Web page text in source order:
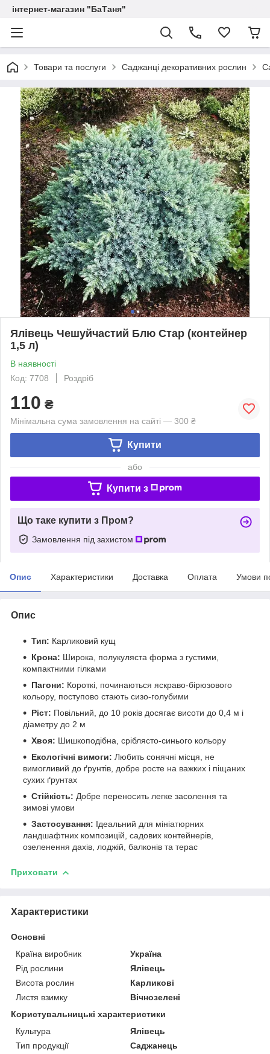
інтернет-магазин "БаТаня"
Товари та послуги Саджанці декоративних рослин
Ялівець Чешуйчастий Блю Стар (контейнер
1,5 л)
В наявності
Код: 7708
Роздріб
110 ₴
Мінімальна сума замовлення на сайті — 300 ₴
Купити
або
Купити з
Що таке купити з Пром?
Замовлення під захистом
Опис Характеристики Доставка Оплата Умови
Опис
Тип: Карликовий кущ
Крона: Широка, полукуляста форма з густими,
компактними гілками
Пагони: Короткі, починаються яскраво-бірюзового
кольору, поступово стають сизо-голубими
Ріст: Повільний, до 10 років досягає висоти до 0,4 м і
діаметру до 2 м
Хвоя: Шишкоподібна, сріблясто-синього кольору
Екологічні вимоги: Любить сонячні місця, не
вимогливий до ґрунтів, добре росте на важких і піщаних
сухих ґрунтах
Стійкість: Добре переносить легке засолення та
зимові умови
Застосування: Ідеальний для мініатюрних
ландшафтних композицій, садових контейнерів,
озеленення дахів, лоджій, балконів та терас
Приховати
Характеристики
Основні
Країна виробник
Україна
Рід рослини
Ялівець
Висота рослин
Карликові
Листя взимку
Вічнозелені
Користувальницькі характеристики
Культура
Ялівець
Тип продукції
Саджанець